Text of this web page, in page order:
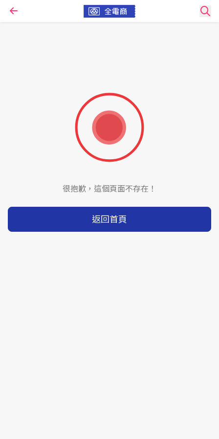
很抱歉，這個頁面不存在！
返回首頁